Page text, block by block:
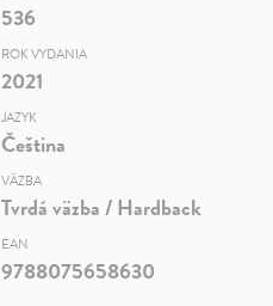
536
ROK VYDANIA
2021
JAZYK
Čeština
VÄZBA
Tvrdá väzba / Hardback
EAN
9788075658630